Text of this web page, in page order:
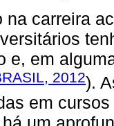
na carreira
e, em
2012).
em